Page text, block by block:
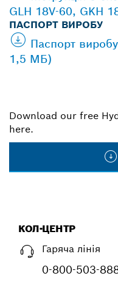
GLH 18V-60, GKH
ПАСПОРТ ВИРОБУ
Паспорт
1,5 МБ)
Download our free
here.
КОЛ-ЦЕНТР
Гаряча лінія
0-800-503-